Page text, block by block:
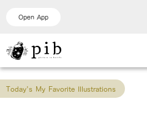
Open App
Today's My Favorite Illustrations